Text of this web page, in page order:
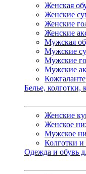
Женская
Женские
Женские
Женские
Мужская
Мужские
Мужские
Мужские
Белье, колготки,
Женские
Женское
Мужское
Колготки и
Одежда и обувь